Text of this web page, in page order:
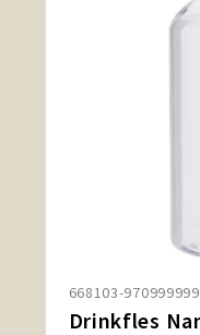
668103-970999999